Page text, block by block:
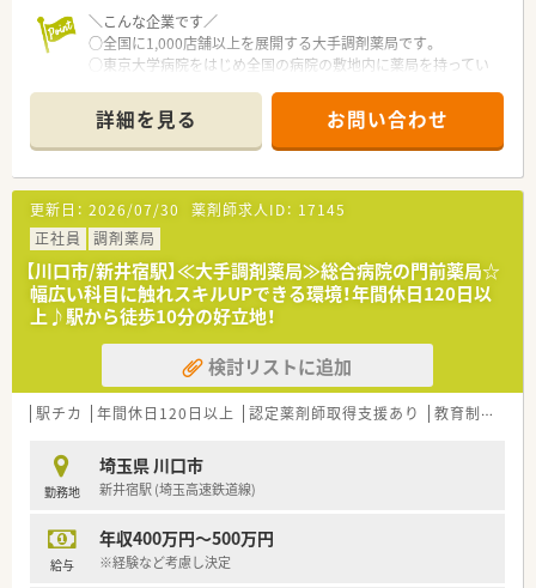
＼こんな企業です／
○全国に1,000店舗以上を展開する大手調剤薬局です。
○東京大学病院をはじめ全国の病院の敷地内に薬局を持ってい
病診薬連携を強化することで、地域にお住いの患者様に高度な医
療の提供を実現しています。
○全店「同一の機械・システム」を採用しており、且つ処方箋の応
需内容が多岐にわたる（敷地内・病院門前・医療モール・CL門前）
ので、スキルUPしたい方にはお勧めもです。
○長期就業＆自己研讃を続ける事で給与があがる仕組みになっ
ており、将来的に高年収も狙う事が出来ます。
○インターネットを使って処方薬の飲み方を遠隔指導する「オン
ライン服薬指導」、今後も病院の「敷地内薬局」の推進、女性客の
取り込みを狙う店舗でデザインの一新。
M&Aによる店舗拡大と業界のリーディングカンパニーとして成
長を続けています。
○どの店舗も、最新システムが整っています！
＼福利厚生／
年間休日120日以上、「連続休暇制度（年に1回、最大9連休を取得
できる制度）」等
プライベートも充実出来る様にワークライフバランスを後押し
〇社員割引制度、財形貯蓄制度、スポーツジム優待等が受けられ
る他、提携の保養施設は全国に40ヵ所あります。
詳細を見る お問い合わせ
更新日： 2026/07/30 薬剤師求人ID： 17145
正社員
調剤薬局
【川口市/新井宿駅】≪大手調剤薬局≫総合病院の門前薬局☆
幅広い科目に触れスキルUPできる環境！年間休日120日以
上♪駅から徒歩10分の好立地！
検討リストに追加
駅チカ 年間休日120日以上 認定薬剤師取得支援あり 教育制度あり
勤務地
埼玉県 川口市
新井宿駅 (埼玉高速鉄道線)
給与
年収400万円～500万円
※経験など考慮し決定